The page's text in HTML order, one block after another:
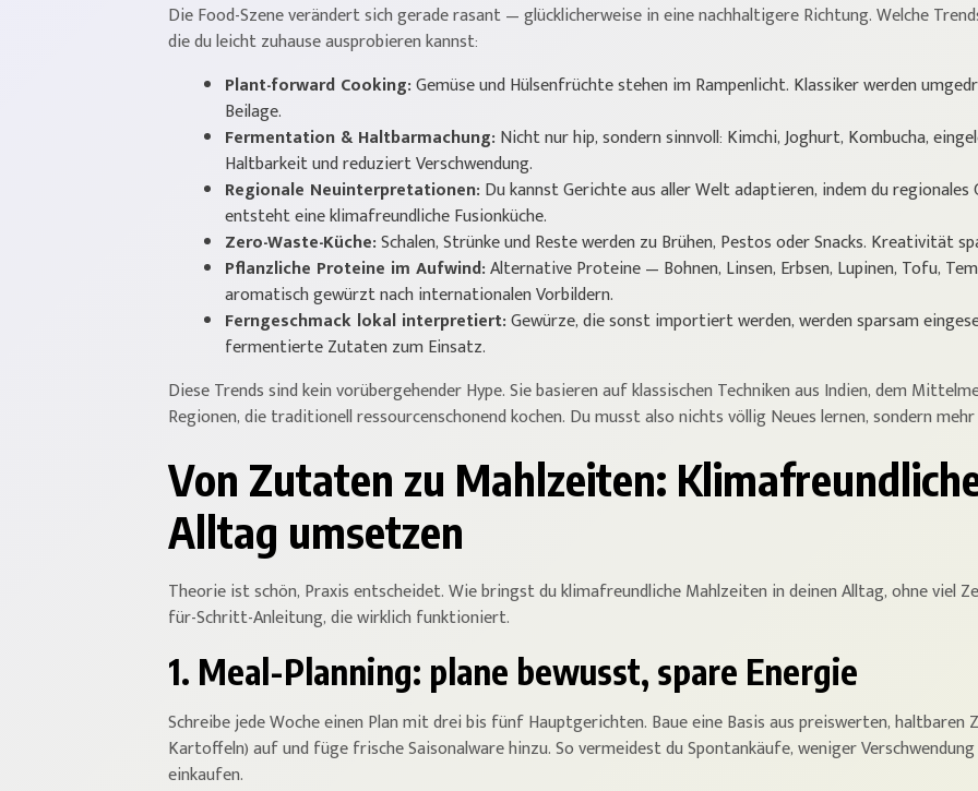
Die Food-Szene verändert sich gerade rasant — glücklicherweise in eine nachhaltigere Richtung. Welche
die du leicht zuhause ausprobieren kannst:
Plant-forward Cooking:Gemüse und Hülsenfrüchte stehen im Rampenlicht. Klassiker werden
Beilage.
Fermentation & Haltbarmachung: Nicht nur hip, sondern sinnvoll: Kimchi, Joghurt, Kombucha,
Haltbarkeit und reduziert Verschwendung.
Regionale Neuinterpretationen: Du kannst Gerichte aus aller Welt adaptieren, indem du
entsteht eine klimafreundliche Fusionküche.
Zero-Waste-Küche:Schalen, Strünke und Reste werden zu Brühen, Pestos oder Snacks. Kreativität
Pflanzliche Proteine im Aufwind:Alternative Proteine — Bohnen, Linsen, Erbsen, Lupinen, Tofu,
aromatisch gewürzt nach internationalen Vorbildern.
Ferngeschmack lokal interpretiert:Gewürze, die sonst importiert werden, werden sparsam
fermentierte Zutaten zum Einsatz.
Diese Trends sind kein vorübergehender Hype. Sie basieren auf klassischen Techniken aus Indien, dem
Regionen, die traditionell ressourcenschonend kochen. Du musst also nichts völlig Neues lernen, sondern
Von Zutaten zu Mahlzeiten:
Alltag umsetzen
Theorie ist schön, Praxis entscheidet. Wie bringst du klimafreundliche Mahlzeiten in deinen Alltag, ohne viel
für-Schritt-Anleitung, die wirklich funktioniert.
1. Meal-Planning: plane bewusst, spare Energie
Schreibe jede Woche einen Plan mit drei bis fünf Hauptgerichten. Baue eine Basis aus preiswerten, haltbaren
Kartoffeln) auf und füge frische Saisonalware hinzu. So vermeidest du Spontankäufe, weniger
einkaufen.